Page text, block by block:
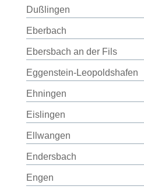
Dußlingen
Eberbach
Ebersbach an der Fils
Eggenstein-Leopoldshafen
Ehningen
Eislingen
Ellwangen
Endersbach
Engen